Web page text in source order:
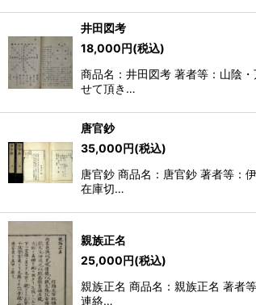
井田図考
18,000円(税込)
商品名：井田図考 著者等：山陰
せて頂き…
唐官鈔
35,000円(税込)
唐官鈔 商品名：唐官鈔 著者等：
在庫切…
親族正名
25,000円(税込)
親族正名 商品名：親族正名 著者
連絡…